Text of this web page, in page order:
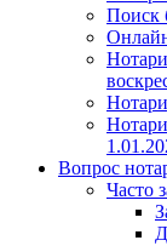
Поиск
Вопрос
Часто